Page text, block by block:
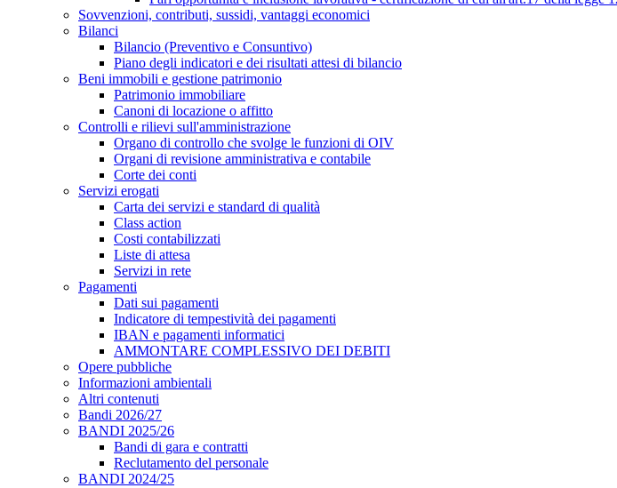
Sovvenzioni, contributi, sussidi, vantaggi economici
Bilanci
Bilancio (Preventivo e Consuntivo)
Piano degli indicatori e dei risultati attesi di bilancio
Beni immobili e gestione patrimonio
Patrimonio immobiliare
Canoni di locazione o affitto
Controlli e rilievi sull'amministrazione
Organo di controllo che svolge le funzioni di OIV
Organi di revisione amministrativa e contabile
Corte dei conti
Servizi erogati
Carta dei servizi e standard di qualità
Class action
Costi contabilizzati
Liste di attesa
Servizi in rete
Pagamenti
Dati sui pagamenti
Indicatore di tempestività dei pagamenti
IBAN e pagamenti informatici
AMMONTARE COMPLESSIVO DEI DEBITI
Opere pubbliche
Informazioni ambientali
Altri contenuti
Bandi 2026/27
BANDI 2025/26
Bandi di gara e contratti
Reclutamento del personale
BANDI 2024/25